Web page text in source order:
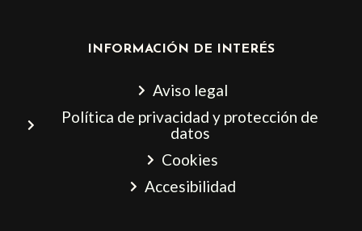
INFORMACIÓN DE INTERÉS
Aviso legal
Política de privacidad y protección de
datos
Cookies
Accesibilidad